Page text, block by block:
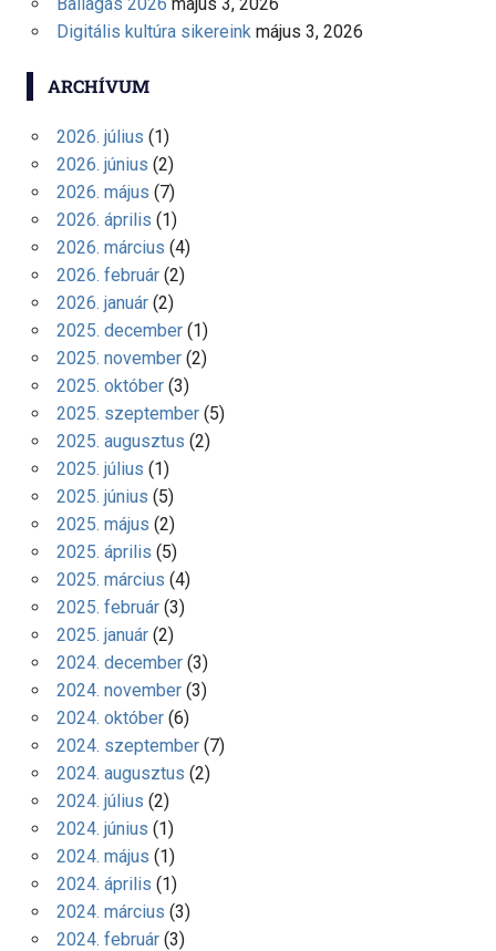
Digitális kultúra sikereink május 3, 2026
ARCHÍVUM
2026. július (1)
2026. június (2)
2026. május (7)
2026. április (1)
2026. március (4)
2026. február(2)
2026. január(2)
2025. december(1)
2025. november(2)
2025. október(3)
2025. szeptember(5)
2025. augusztus (2)
2025. július (1)
2025. június (5)
2025. május (2)
2025. április (5)
2025. március (4)
2025. február(3)
2025. január(2)
2024. december(3)
2024. november(3)
2024. október(6)
2024. szeptember(7)
2024. augusztus (2)
2024. július (2)
2024. június (1)
2024. május (1)
2024. április (1)
2024. március (3)
2024. február(3)